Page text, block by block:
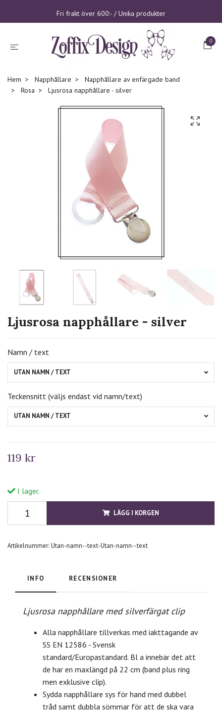
Fri frakt över 600:- / Unika produkter
0
Hem Napphållare
Napphållare av enfärgade band
Rosa
Ljusrosa napphållare - silver
Ljusrosa napphållare - silver
Namn / text
UTAN NAMN / TEXT
Teckensnitt (väljs endast vid namn/text)
UTAN NAMN / TEXT
119 kr
I lager.
LÄGG I KORGEN
Artikelnummer: Utan-namn--text-Utan-namn--text
INFO RECENSIONER
Ljusrosa napphållare med silverfärgat clip
Alla napphållare tillverkas med iakttagande av
SS EN 12586 - Svensk
standard/Europastandard. Bl a innebär det att
de har en maxlängd på 22 cm (band plus ring
men exklusive clip).
Sydda napphållare sys för hand med dubbel
tråd samt dubbla sömmar för att de ska vara